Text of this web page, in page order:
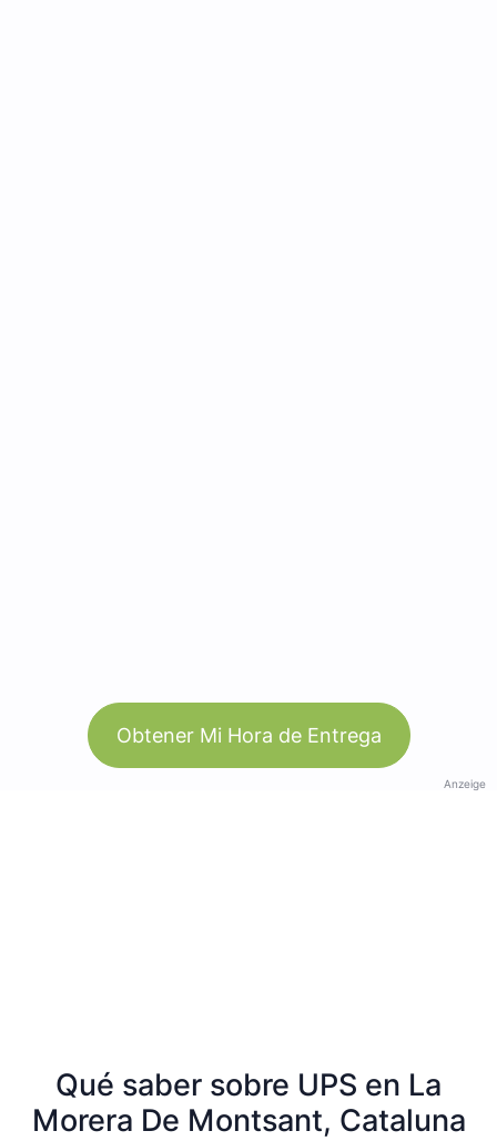
Obtener Mi Hora de Entrega
Anzeige
Qué saber sobre UPS en La
Morera De Montsant, Cataluna